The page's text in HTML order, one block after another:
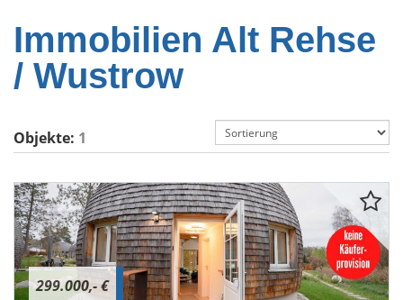
Immobilien Alt Rehse
/ Wustrow
Objekte: 1
299.000,- €